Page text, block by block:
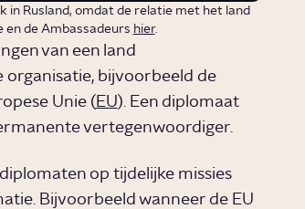
in Rusland, omdat de relatie met het land
en de Ambassadeurs hier.
van een land
bijvoorbeeld de
Unie ( EU). Een diplomaat
vertegenwoordiger.
op tijdelijke missies
Bijvoorbeeld wanneer de EU